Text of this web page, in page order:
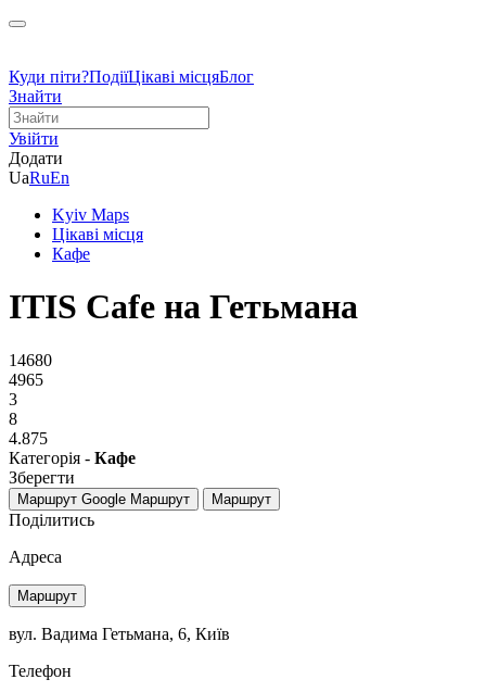
Куди піти?ПодіїЦікаві місцяБлог
Знайти
Увійти
Додати
UaRuEn
Kyiv Maps
Цікаві місця
Кафе
ITIS Cafe на Гетьмана
14680
4965
3
8
4.875
Категорія - Кафе
Зберегти
Маршрут Google Маршрут Маршрут
Поділитись
Адреса
Маршрут
вул. Вадима Гетьмана, 6, Київ
Телефон